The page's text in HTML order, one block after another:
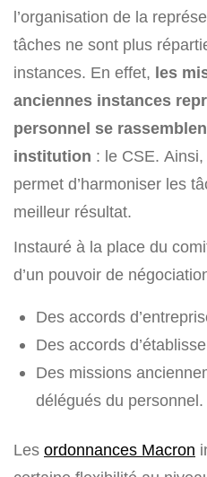
l’organisation de la
tâches ne sont plus
instances. En effet, les
anciennes instances
personnel se
institution : le CSE.
permet d’harmoniser les
meilleur résultat.
Instauré à la place du
d’un pouvoir de
Des accords
Des accords
Des missions
délégués du personnel.
Les ordonnances Macron